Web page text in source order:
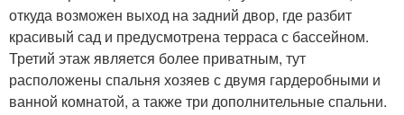
откуда возможен выход на задний двор, где разбит
красивый сад и предусмотрена терраса с бассейном.
Третий этаж является более приватным, тут
расположены спальня хозяев с двумя гардеробными и
ванной комнатой, а также три дополнительные спальни.